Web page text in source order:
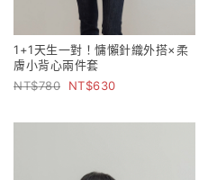
1+1天生一對！慵懶針織外搭×柔
膚小背心兩件套
780
630